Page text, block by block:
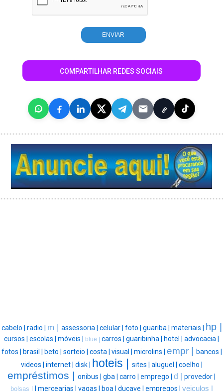
COMPARTILHAR REDES SOCIAIS
cabelo | radio | m | assessoria | celular | foto | guariba | materiais | hp |
cursos | escolas | móveis | blue | carros | guaribinha | hotel | advocacia |
fotos | brasil | beto | sorteio | costa | visual | microlins | empr | bancos |
videos | internet | disk | hoteis | sites | aluguel | coelho |
empréstimos | onibus | gba | carro | emprego | d | provedor |
bolsas | | mercearias | vagas | boa | ducave | empregos | veiculos |